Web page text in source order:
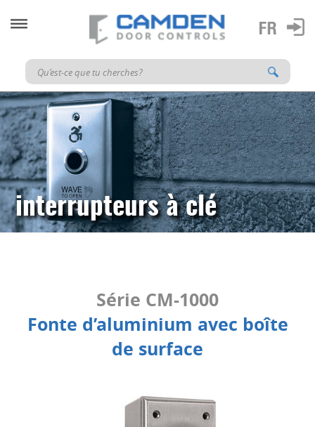
interrupteurs à clé
Série CM-1000
Fonte d’aluminium avec boîte
de surface